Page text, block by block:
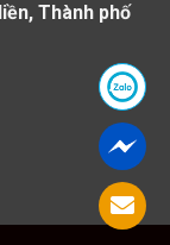
Thành phố